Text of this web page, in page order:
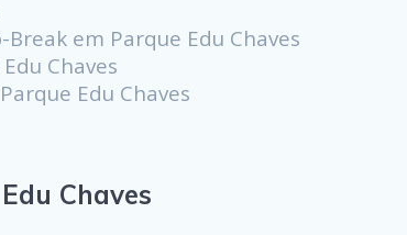
em Parque Edu Chaves
Chaves
Edu Chaves
Chaves